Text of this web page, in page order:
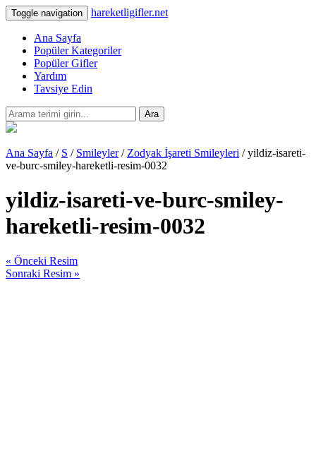
Toggle navigation hareketligifler.net
Ana Sayfa
Popüler Kategoriler
Popüler Gifler
Yardım
Tavsiye Edin
Ara
Ana Sayfa / S / Smileyler/ Zodyak İşareti Smileyleri / yildiz-isareti-
ve-burc-smiley-hareketli-resim-0032
yildiz-isareti-ve-burc-smiley-
hareketli-resim-0032
« Önceki Resim
Sonraki Resim »